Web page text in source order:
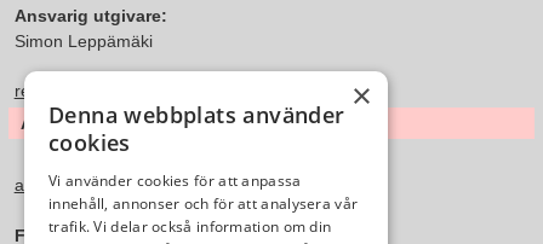
Ansvarig utgivare:
Simon Leppämäki
redaktion@varbergstidning.se
ANNONS & FÖRSÄLJNING
annons@varbergstidning.se
Försäljningschef:
×
Denna webbplats använder
cookies
Vi använder cookies för att anpassa
innehåll, annonser och för att analysera vår
trafik. Vi delar också information om din